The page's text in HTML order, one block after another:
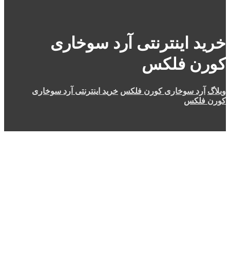
خرید اینترنتی آرد سوخاری
کورن فلکس
وبلاگ آرد سوخاری کورن فلکس خرید اینترنتی آرد سوخاری
کورن فلکس